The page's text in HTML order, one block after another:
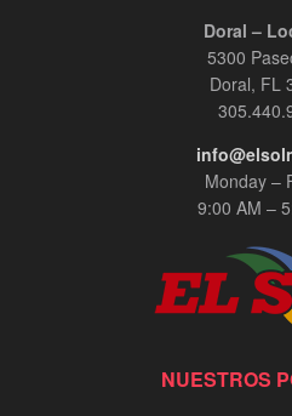
Doral –
5300
Doral, FL
Monday –
9:00 AM –
NUESTROS